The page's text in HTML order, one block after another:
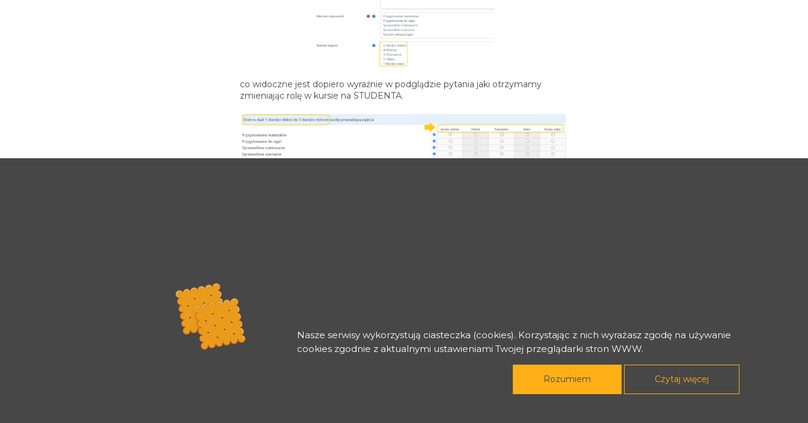
co widoczne jest dopiero wyraźnie w podglądzie pytania jaki otrzymamy
zmieniając rolę w kursie na STUDENTA.
Nasze serwisy wykorzystują ciasteczka (cookies). Korzystając z nich wyrażasz zgodę na używanie
cookies zgodnie z aktualnymi ustawieniami Twojej przeglądarki stron WWW.
Rozumiem Czytaj więcej